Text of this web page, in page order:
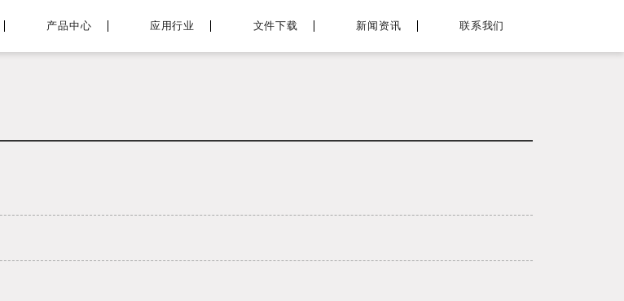
产品中心 应用行业 文件下载 新闻资讯 联系我们